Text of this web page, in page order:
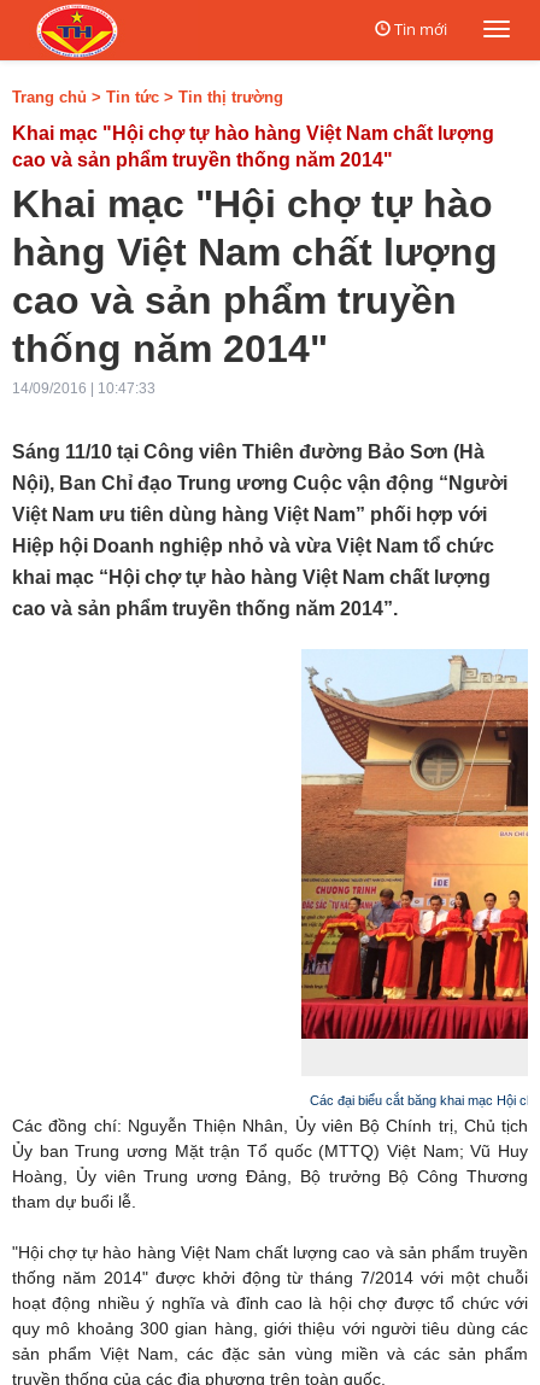
Tin mới
Trang chủ > Tin tức > Tin thị trường
Khai mạc "Hội chợ tự hào hàng Việt Nam chất lượng
cao và sản phẩm truyền thống năm 2014"
Khai mạc "Hội chợ tự hào
hàng Việt Nam chất lượng
cao và sản phẩm truyền
thống năm 2014"
14/09/2016 | 10:47:33
Sáng 11/10 tại Công viên Thiên đường Bảo Sơn (Hà
Nội), Ban Chỉ đạo Trung ương Cuộc vận động “Người
Việt Nam ưu tiên dùng hàng Việt Nam” phối hợp với
Hiệp hội Doanh nghiệp nhỏ và vừa Việt Nam tổ chức
khai mạc “Hội chợ tự hào hàng Việt Nam chất lượng
cao và sản phẩm truyền thống năm 2014”.
Các đại biểu cắt băng khai mạc Hội
Các đồng chí: Nguyễn Thiện Nhân, Ủy viên Bộ Chính trị, Chủ tịch
Ủy ban Trung ương Mặt trận Tổ quốc (MTTQ) Việt Nam; Vũ Huy
Hoàng, Ủy viên Trung ương Đảng, Bộ trưởng Bộ Công Thương
tham dự buổi lễ.
"Hội chợ tự hào hàng Việt Nam chất lượng cao và sản phẩm truyền
thống năm 2014" được khởi động từ tháng 7/2014 với một chuỗi
hoạt động nhiều ý nghĩa và đỉnh cao là hội chợ được tổ chức với
quy mô khoảng 300 gian hàng, giới thiệu với người tiêu dùng các
sản phẩm Việt Nam, các đặc sản vùng miền và các sản phẩm
truyền thống của các địa phương trên toàn quốc.